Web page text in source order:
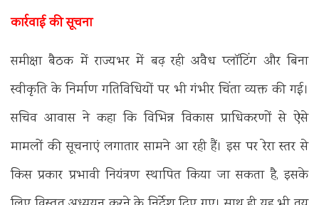
कार्रवाई की सूचना
समीक्षा बैठक में राज्यभर में बढ़ रही अवैध प्लॉटिंग और बिना
स्वीकृति के निर्माण गतिविधियों पर भी गंभीर चिंता व्यक्त की गई।
सचिव आवास ने कहा कि विभिन्न विकास प्राधिकरणों से ऐसे
मामलों की सूचनाएं लगातार सामने आ रही हैं। इस पर रेरा स्तर से
किस प्रकार प्रभावी नियंत्रण स्थापित किया जा सकता है, इसके